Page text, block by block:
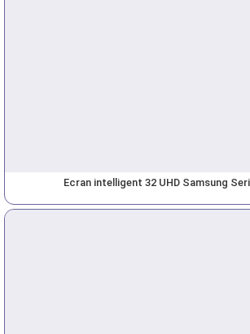
Ecran intelligent 32 UHD Samsung